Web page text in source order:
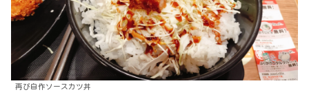
再び自作ソースカツ丼